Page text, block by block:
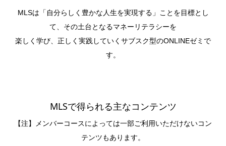
MLSは「自分らしく豊かな人生を実現する」ことを目標とし
て、その土台となるマネーリテラシーを
楽しく学び、正しく実践していくサブスク型のONLINEゼミで
す。
MLSで得られる主なコンテンツ
【注】メンバーコースによっては一部ご利用いただけないコン
テンツもあります。